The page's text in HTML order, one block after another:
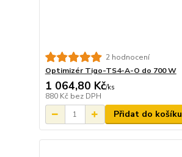
2 hodnocení
Optimizér Tigo-TS4-A-O do 700 W
1 064,80 Kč/ks
880 Kč bez DPH
Přidat do košíku